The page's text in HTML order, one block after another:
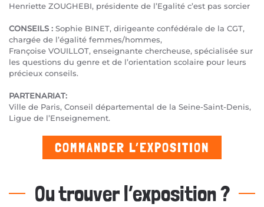
Henriette ZOUGHEBI, présidente de l’Egalité c’est pas sorcier
CONSEILS : Sophie BINET, dirigeante confédérale de la CGT,
chargée de l’égalité femmes/hommes,
Françoise VOUILLOT, enseignante chercheuse, spécialisée sur
les questions du genre et de l’orientation scolaire pour leurs
précieux conseils.
PARTENARIAT:
Ville de Paris, Conseil départemental de la Seine-Saint-Denis,
Ligue de l’Enseignement.
COMMANDER L’EXPOSITION
Ou trouver l’exposition ?